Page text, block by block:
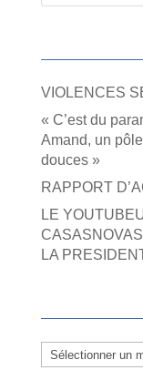
VIOLENCES
« C’est du
Amand, un
douces »
RAPPORT
LE
LA
Archives